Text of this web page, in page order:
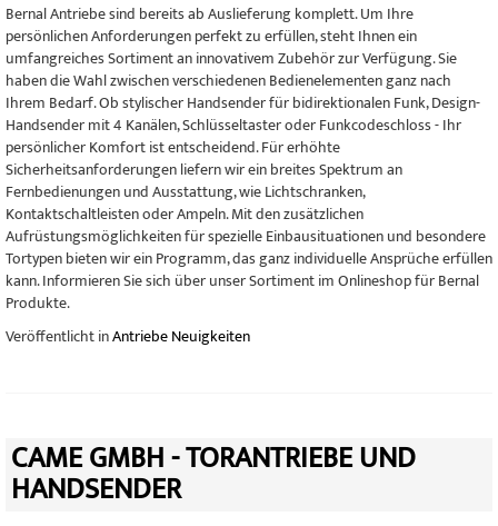
Bernal Antriebe sind bereits ab Auslieferung komplett. Um Ihre
persönlichen Anforderungen perfekt zu erfüllen, steht Ihnen ein
umfangreiches Sortiment an innovativem Zubehör zur Verfügung. Sie
haben die Wahl zwischen verschiedenen Bedienelementen ganz nach
Ihrem Bedarf. Ob stylischer Handsender für bidirektionalen Funk, Design-
Handsender mit 4 Kanälen, Schlüsseltaster oder Funkcodeschloss - Ihr
persönlicher Komfort ist entscheidend. Für erhöhte
Sicherheitsanforderungen liefern wir ein breites Spektrum an
Fernbedienungen und Ausstattung, wie Lichtschranken,
Kontaktschaltleisten oder Ampeln. Mit den zusätzlichen
Aufrüstungsmöglichkeiten für spezielle Einbausituationen und besondere
Tortypen bieten wir ein Programm, das ganz individuelle Ansprüche erfüllen
kann. Informieren Sie sich über unser Sortiment im Onlineshop für Bernal
Produkte.
Veröffentlicht inAntriebe Neuigkeiten
CAME GMBH - TORANTRIEBE UND
HANDSENDER